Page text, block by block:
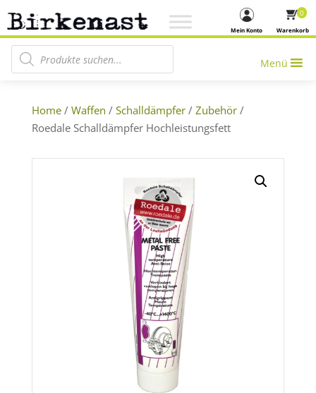
Warenkorb
0
Mein Konto
Products search
Menü
Home/ Waffen / Schalldämpfer/ Zubehör/
Roedale Schalldämpfer Hochleistungsfett